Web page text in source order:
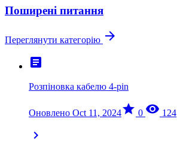
Поширені питання
Переглянути категорію arrow_forward
article
Розпіновка кабелю 4-pin
Оновлено Oct 11, 2024star 0 visibility 124
chevron_right